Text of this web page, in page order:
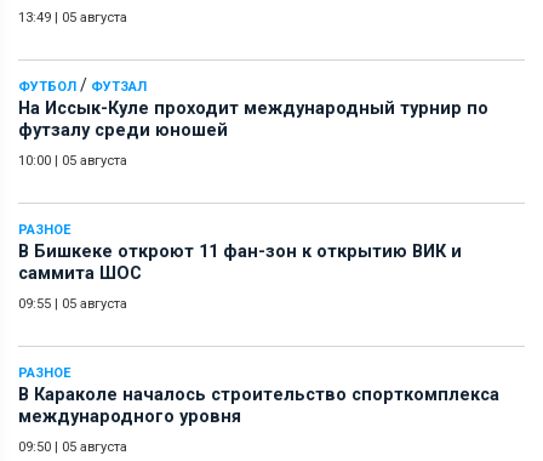
13:49 05 августа
ФУТБОЛ / ФУТЗАЛ
На Иссык-Куле проходит международный турнир по
футзалу среди юношей
10:00 05 августа
РАЗНОЕ
В Бишкеке откроют 11 фан-зон к открытию ВИК и
саммита ШОС
09:55 05 августа
РАЗНОЕ
В Караколе началось строительство спорткомплекса
международного уровня
09:50 05 августа